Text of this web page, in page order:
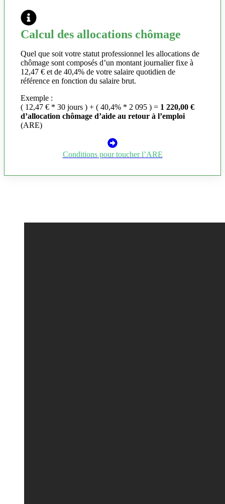
Calcul des allocations chômage
Quel que soit votre statut professionnel les allocations de
chômage sont composés d’un montant journalier fixe à
12,47 € et de 40,4% de votre salaire quotidien de
référence en fonction du salaire brut.
Exemple :
( 12,47 € * 30 jours ) + ( 40,4% * 2 095 ) = 1 220,00 €
d’allocation chômage d’aide au retour à l’emploi
(ARE)
Conditions pour toucher l’ARE